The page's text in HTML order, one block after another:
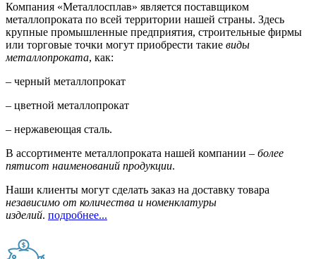
Компания «Металлосплав» является поставщиком
металлопроката по всей территории нашей страны. Здесь
крупные промышленные предприятия, строительные фирмы
или торговые точки могут приобрести такие виды
металлопроката, как:
– черный металлопрокат
– цветной металлопрокат
– нержавеющая сталь.
В ассортименте металлопроката нашей компании – более
пятисот наименований продукции.
Наши клиенты могут сделать заказ на доставку товара
независимо от количества и номенклатуры
изделий. подробнее...